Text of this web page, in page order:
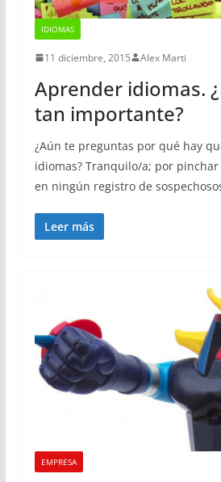
IDIOMAS
11 diciembre, 2015 Alex Marti
Aprender idiomas.
tan importante?
¿Aún te preguntas por qué hay
idiomas? Tranquilo/a; por
en ningún registro de
Leer más
EMPRESA